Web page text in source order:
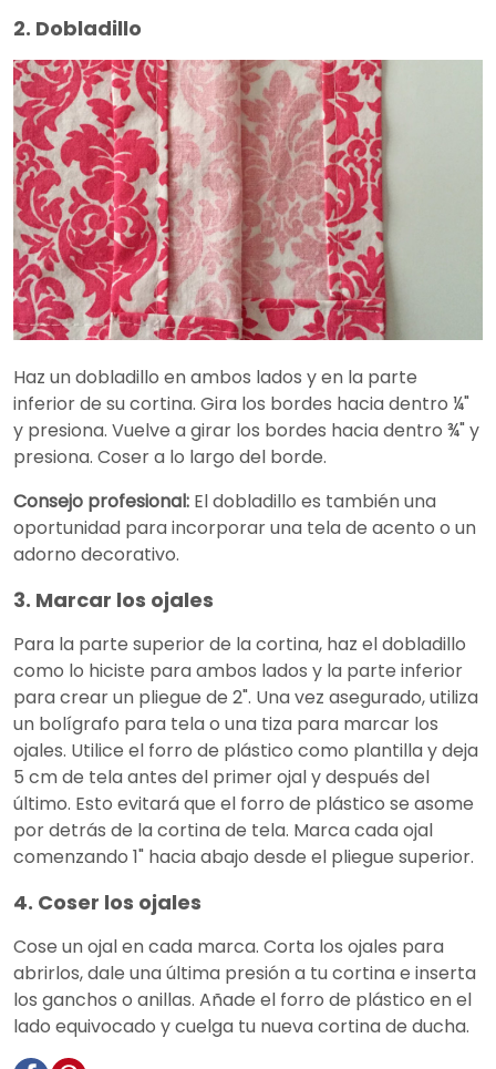
2. Dobladillo
Haz un dobladillo en ambos lados y en la parte
inferior de su cortina. Gira los bordes hacia dentro ¼"
y presiona. Vuelve a girar los bordes hacia dentro ¾" y
presiona. Coser a lo largo del borde.
Consejo profesional: El dobladillo es también una
oportunidad para incorporar una tela de acento o un
adorno decorativo.
3. Marcar los ojales
Para la parte superior de la cortina, haz el dobladillo
como lo hiciste para ambos lados y la parte inferior
para crear un pliegue de 2". Una vez asegurado, utiliza
un bolígrafo para tela o una tiza para marcar los
ojales. Utilice el forro de plástico como plantilla y deja
5 cm de tela antes del primer ojal y después del
último. Esto evitará que el forro de plástico se asome
por detrás de la cortina de tela. Marca cada ojal
comenzando 1" hacia abajo desde el pliegue superior.
4. Coser los ojales
Cose un ojal en cada marca. Corta los ojales para
abrirlos, dale una última presión a tu cortina e inserta
los ganchos o anillas. Añade el forro de plástico en el
lado equivocado y cuelga tu nueva cortina de ducha.